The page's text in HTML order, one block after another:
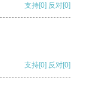
支持[0] 反对[0]
支持[0] 反对[0]